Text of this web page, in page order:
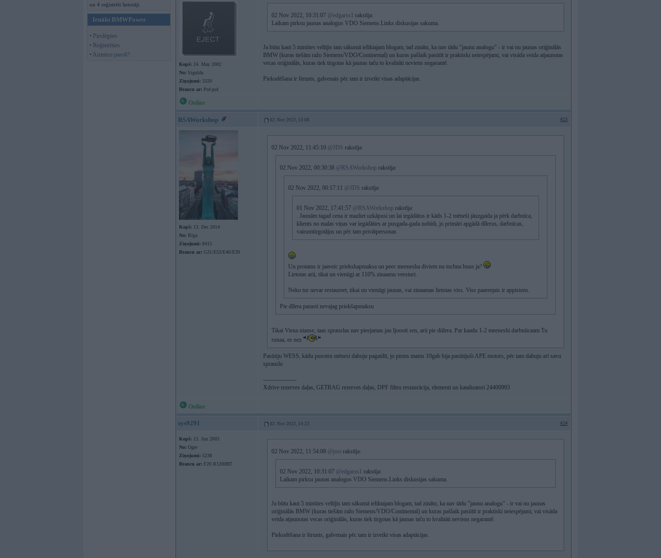
un 4 reģistrēti lietotāji.
Ienākt BMWPower
• Pieslēgties
• Reģistrēties
• Aizmirsi paroli?
Kopš: 24. May 2002
No: Sigulda
Ziņojumi: 3320
Braucu ar: Puf-puf
02 Nov 2022, 10:31:07 @edgarss1 rakstīja:
Laikam pirksu jaunas analogus VDO Siemens.Links diskusijas sakuma.
Ja būtu kaut 5 minūtes veltījis tam sākumā ieliktajam blogam, tad zinātu, ka nav tādu "jaunu analogu" - ir vai nu jaunas oriģinālās
BMW (kuras tiešām ražo Siemens/VDO/Continental) un kuras pašlaik pasūtīt ir praktiski neiespējami, vai visāda veida atjaunotas
vecas oriģinālās, kuras tiek tirgotas kā jaunas taču to kvalitāti neviens negarantē.
Piekodēšana ir štrunts, galvenais pēc tam ir izveikt visas adaptācijas.
Online
RSAWorkshop 02. Nov 2022, 13:08 #23
Kopš: 13. Dec 2014
No: Rīga
Ziņojumi: 8415
Braucu ar: G31/E53/E46/E39
02 Nov 2022, 11:45:10 @JDS rakstīja:
02 Nov 2022, 00:30:38 @RSAWorkshop rakstīja:
02 Nov 2022, 00:17:11 @JDS rakstīja:
01 Nov 2022, 17:41:57 @RSAWorkshop rakstīja:
. Jaunām tagad cena ir mazliet uzkāpusi un lai iegādātos ir kāds 1-2 mēneši jāuzgaida ja pērk darbnīca,
klients no malas viņas var iegādāties ar pusgada-gada nobīdi, jo primāri apgādā dīlerus, darbnīcas,
vairumtirgotājus un pēc tam privātpersonas
Un protams ir jaaveic priekshapmaksa un peec meenesha diviem nu tochna buus ja?
Lietotas arii, tikai un vieniigi ar 110% zinaamu veesturi.
Neko tur nevar restaureet, tikai un vieniigi jaunas, vai zinaamas lietotas viss. Viss paareejais ir appisiens.
Pie dīlera parasti nevajag priekšapmaksu
Tikai Viena nianse, taas sprauslas nav pieejamas jau ljoooti sen, arii pie diilera. Par kaadu 1-2 meeneshi darbniicaam Tu
runaa, es nez
Pasūtiju WESS, kādu pusotru mēnesi dabuju pagaidīt, jo pirms manis 10gab bija pasūtijuši APE motors, pēc tam dabuju arī savu
sprauslu
-----------------
Xdrive rezerves daļas, GETRAG rezerves daļas, DPF filtru restaurācija, elementi un katalizatori 24400993
Online
sys9291 02. Nov 2022, 14:23 #24
Kopš: 13. Jun 2003
No: Ogre
Ziņojumi: 5238
Braucu ar: F20 R1200RT
02 Nov 2022, 11:54:08 @josi rakstīja:
02 Nov 2022, 10:31:07 @edgarss1 rakstīja:
Laikam pirksu jaunas analogus VDO Siemens.Links diskusijas sakuma.
Ja būtu kaut 5 minūtes veltījis tam sākumā ieliktajam blogam, tad zinātu, ka nav tādu "jaunu analogu" - ir vai nu jaunas
oriģinālās BMW (kuras tiešām ražo Siemens/VDO/Continental) un kuras pašlaik pasūtīt ir praktiski neiespējami, vai visāda
veida atjaunotas vecas oriģinālās, kuras tiek tirgotas kā jaunas taču to kvalitāti neviens negarantē.
Piekodēšana ir štrunts, galvenais pēc tam ir izveikt visas adaptācijas.